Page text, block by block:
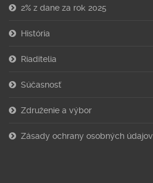
2% z dane za rok 2025
História
Riaditelia
Súčasnosť
Združenie a výbor
Zásady ochrany osobných údajov